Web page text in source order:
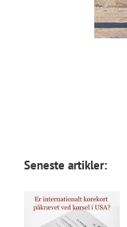
Seneste artikler: